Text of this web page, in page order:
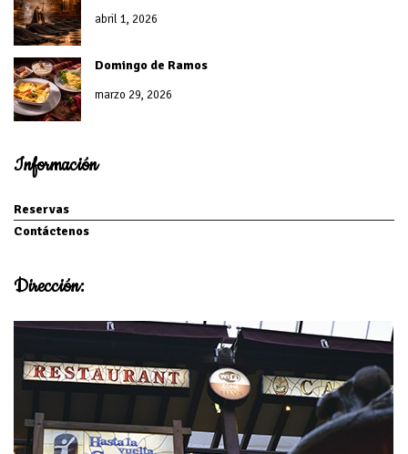
abril 1, 2026
Domingo de Ramos
marzo 29, 2026
Información
Reservas
Contáctenos
Dirección: